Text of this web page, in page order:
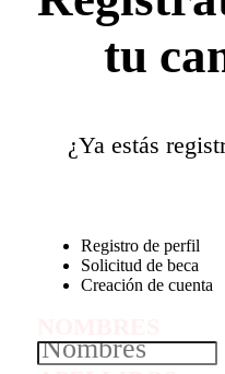
tu
¿Ya estás
Registro de perfil
Solicitud de beca
Creación de cuenta